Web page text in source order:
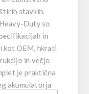
stavkih.
Duty so
in
kot OEM, hkrati
in večjo
je praktična
akumulatorja